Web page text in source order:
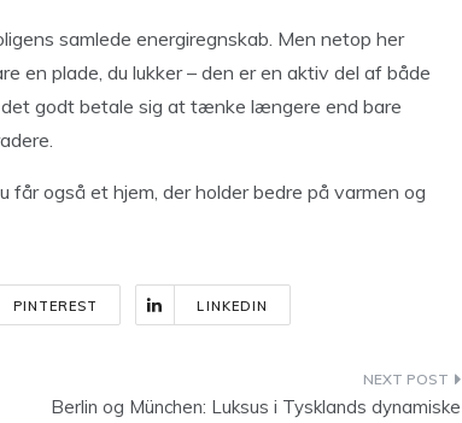
samlede energiregnskab. Men netop her
en plade, du lukker – den er en aktiv del af både
godt betale sig at tænke længere end bare
får også et hjem, der holder bedre på varmen og
PINTEREST LINKEDIN
Berlin og München: Luksus i Tysklands dynamiske